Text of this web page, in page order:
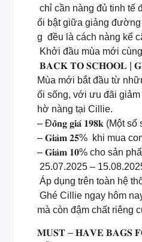
chỉ cần nàng đủ tinh tế
ổi bật giữa giảng
g đều là cách nàng kể
Khởi đầu mùa mới
𝐁𝐀𝐂𝐊 𝐓𝐎 𝐒𝐂𝐇𝐎𝐎𝐋 |
Mùa mới bắt đầu từ
ối sống, với ưu đãi
hờ nàng tại Cillie.
– Đ𝐨̂̀𝐧𝐠 𝐠𝐢𝐚́ 𝟏𝟗𝟖𝐤 (Một số
– 𝐆𝐢𝐚̉𝐦 𝟐𝟓% khi mua
– 𝐆𝐢𝐚̉𝐦 𝟏𝟎% cho sản
25.07.2025 –
Áp dụng trên toàn hệ
Ghé Cillie ngay hôm
mà còn đậm chất riêng
𝐌𝐔𝐒𝐓 – 𝐇𝐀𝐕𝐄 𝐁𝐀𝐆𝐒